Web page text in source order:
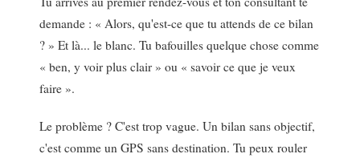
demande : « Alors, qu'est-ce que tu attends de ce bilan
? » Et là... le blanc. Tu bafouilles quelque chose comme
« ben, y voir plus clair » ou « savoir ce que je veux
faire ».
Le problème ? C'est trop vague. Un bilan sans objectif,
c'est comme un GPS sans destination. Tu peux rouler